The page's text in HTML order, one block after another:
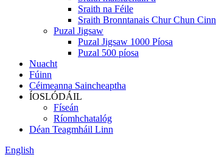
Sraith na Féile
Sraith Bronntanais Chur Chun Cinn
Puzal Jigsaw
Puzal Jigsaw 1000 Píosa
Puzal 500 píosa
Nuacht
Fúinn
Céimeanna Saincheaptha
ÍOSLÓDÁIL
Físeán
Ríomhchatalóg
Déan Teagmháil Linn
English